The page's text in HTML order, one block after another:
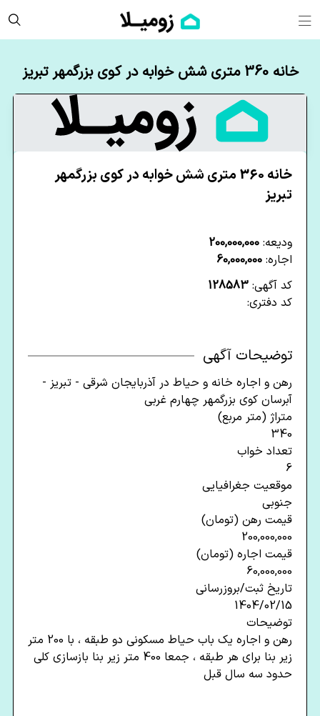
خانه 360 متری شش خوابه در کوی بزرگمهر تبریز
خانه 360 متری شش خوابه در کوی بزرگمهر
تبریز
ودیعه: 200,000,000
اجاره: 60,000,000
کد آگهی: 128583
کد دفتری:
توضیحات آگهی
رهن و اجاره خانه و حیاط در آذربایجان شرقی - تبریز -
آبرسان کوی بزرگمهر چهارم غربی
متراژ (متر مربع)
340
تعداد خواب
6
موقعیت جغرافیایی
جنوبی
قیمت رهن (تومان)
200,000,000
قیمت اجاره (تومان)
60,000,000
تاریخ ثبت/بروزرسانی
1404/02/15
توضیحات
رهن و اجاره یک باب حیاط مسکونی دو طبقه ، با 200 متر
زیر بنا برای هر طبقه ، جمعا 400 متر زیر بنا بازسازی کلی
حدود سه سال قبل